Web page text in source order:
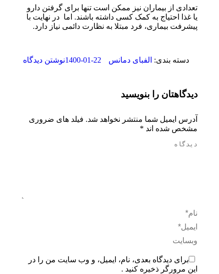
تعدادی از بیماران نیز ممکن است تنها برای گرفتن دارو
یا غذا احتیاج به کمک کسی داشته باشند. اما در نهایت با
پیشرفت بیماری، فرد مبتلا به نظارت دائمی نیاز دارد.
دسته بندی: الفبای دمانس 1400-01-22نوشتن دیدگاه
دیدگاهتان را بنویسید
آدرس ایمیل شما منتشر نخواهد شد. فیلد های ضروری
مشخص شده اند *
دیدگاه
نام *
ایمیل *
وبسایت
برای دیدگاه بعدی، نام، ایمیل، و وب سایت من را در
این مرورگر ذخیره کنید .